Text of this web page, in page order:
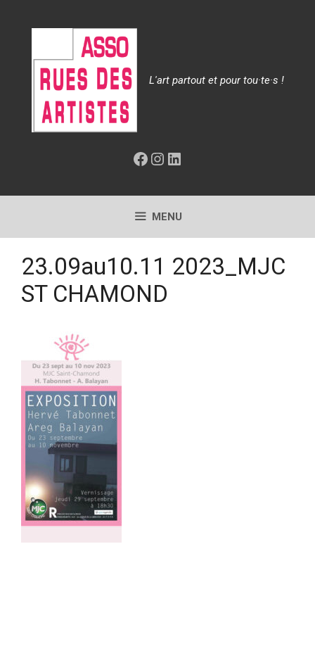
L'art partout et pour tou·te·s !
Facebook
Instagram
LinkedIn
MENU
23.09au10.11 2023_MJC
ST CHAMOND